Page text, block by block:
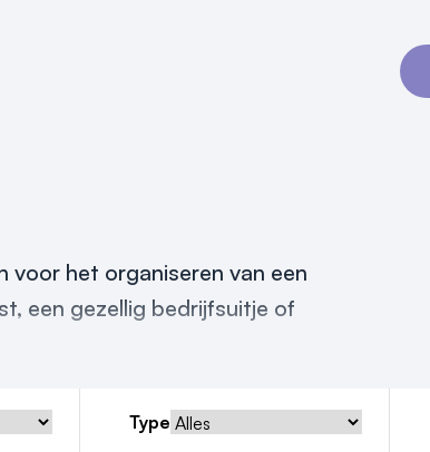
voor het organiseren van een
een gezellig bedrijfsuitje of
Type